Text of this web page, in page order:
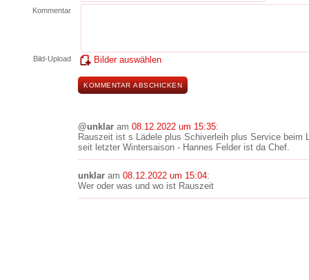
Kommentar
Bild-Upload Bilder auswählen
@unklar am 08.12.2022 um 15:35:
Rauszeit ist s Lädele plus Schiverleih plus Service beim
seit letzter Wintersaison - Hannes Felder ist da Chef.
unklar am 08.12.2022 um 15:04:
Wer oder was und wo ist Rauszeit